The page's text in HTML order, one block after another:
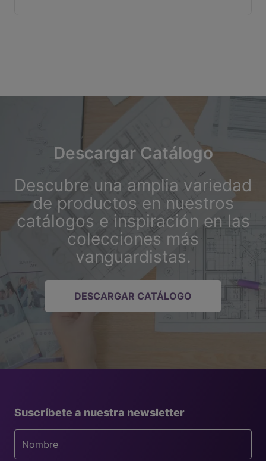
Descargar Catálogo
Descubre una amplia variedad
de productos en nuestros
catálogos e inspiración en las
colecciones más
vanguardistas.
DESCARGAR CATÁLOGO
Suscríbete a nuestra newsletter